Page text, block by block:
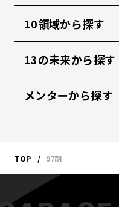
10領域から探す
13の未来から探す
メンターから探す
TOP 97期